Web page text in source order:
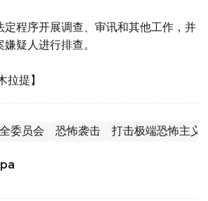
定程序开展调查、审讯和其他工作，并
疑人进行排查。
拉提】
委员会 恐怖袭击 打击极端恐怖主义